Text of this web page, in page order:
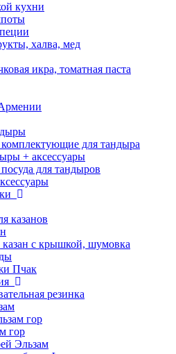
кухни
халва, мед
икра, томатная паста
для тандыра
+ аксессуары
для тандыров
казанов
с крышкой, шумовка
Пчак
резинка
гор
гор
Эльзам